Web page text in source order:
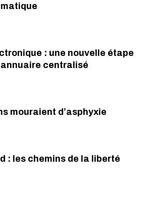
: une nouvelle étape
centralisé
mouraient d’asphyxie
: les chemins de la liberté